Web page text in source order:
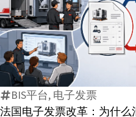
法
国
票
BIS平台, 电子发票
法国电子发票改革：为什